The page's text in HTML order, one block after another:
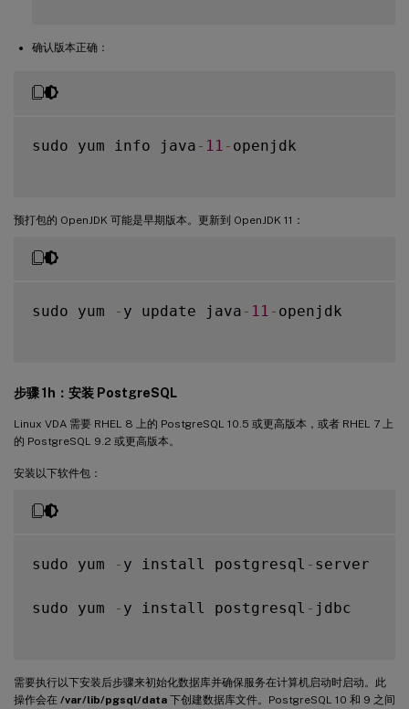
确认版本正确：
sudo yum info java - 11 - openjdk
预打包的 OpenJDK 可能是早期版本。更新到 OpenJDK 11：
sudo yum - y update java - 11 - openjdk
步骤 1h：安装 PostgreSQL
Linux VDA 需要 RHEL 8 上的 PostgreSQL 10.5 或更高版本，或者 RHEL 7 上
的 PostgreSQL 9.2 或更高版本。
安装以下软件包：
sudo yum - y install postgresql - server
sudo yum - y install postgresql - jdbc
需要执行以下安装后步骤来初始化数据库并确保服务在计算机启动时启动。此
操作会在 /var/lib/pgsql/data 下创建数据库文件。PostgreSQL 10 和 9 之间